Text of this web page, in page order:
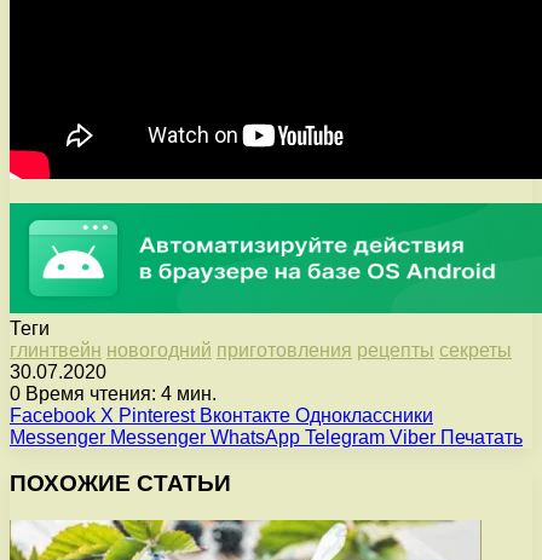
Теги
глинтвейн новогодний приготовления рецепты секреты
30.07.2020
0 Время чтения: 4 мин.
Facebook X Pinterest Вконтакте Одноклассники
Messenger Messenger WhatsApp Telegram Viber Печатать
ПОХОЖИЕ СТАТЬИ